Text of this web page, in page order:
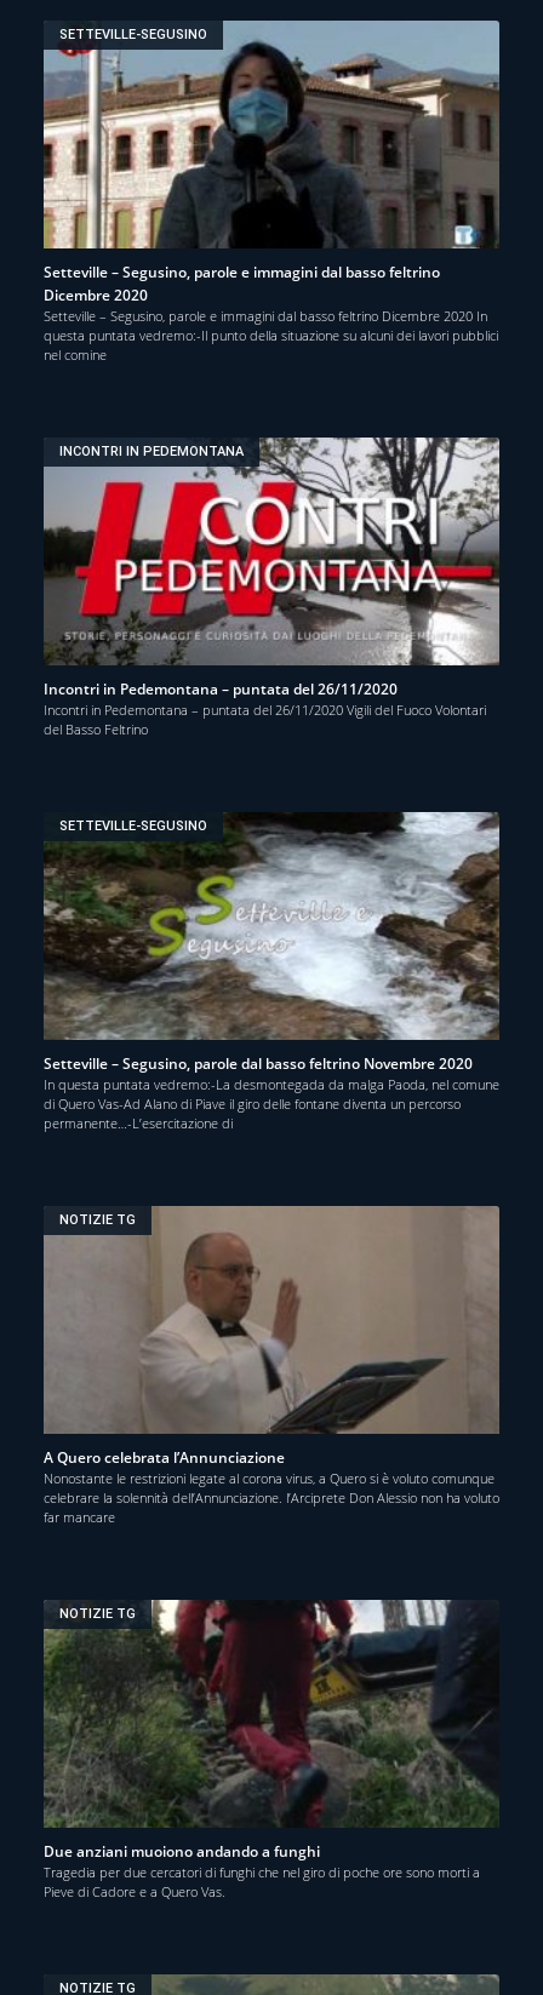
SETTEVILLE-SEGUSINO
Setteville – Segusino, parole e immagini dal basso feltrino
Dicembre 2020
Setteville – Segusino, parole e immagini dal basso feltrino Dicembre 2020 In
questa puntata vedremo:-Il punto della situazione su alcuni dei lavori pubblici
nel comine
INCONTRI IN PEDEMONTANA
Incontri in Pedemontana – puntata del 26/11/2020
Incontri in Pedemontana – puntata del 26/11/2020 Vigili del Fuoco Volontari
del Basso Feltrino
SETTEVILLE-SEGUSINO
Setteville – Segusino, parole dal basso feltrino Novembre 2020
In questa puntata vedremo:-La desmontegada da malga Paoda, nel comune
di Quero Vas-Ad Alano di Piave il giro delle fontane diventa un percorso
permanente…-L’esercitazione di
NOTIZIE TG
A Quero celebrata l’Annunciazione
Nonostante le restrizioni legate al corona virus, a Quero si è voluto comunque
celebrare la solennità dell’Annunciazione. l’Arciprete Don Alessio non ha voluto
far mancare
NOTIZIE TG
Due anziani muoiono andando a funghi
Tragedia per due cercatori di funghi che nel giro di poche ore sono morti a
Pieve di Cadore e a Quero Vas.
NOTIZIE TG